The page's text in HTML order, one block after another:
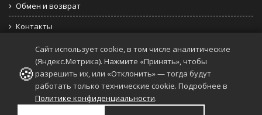
Обмен и возврат
Контакты
Политика конфиденциальности
Публичная оферта
Последние новости
🍪
Сайт использует cookie, в том числе аналитические
(Яндекс.Метрика). Нажмите «Принять», чтобы
разрешить их, или «Отклонить» — тогда будут
работать только технические cookie. Подробнее в
Политике конфиденциальности.